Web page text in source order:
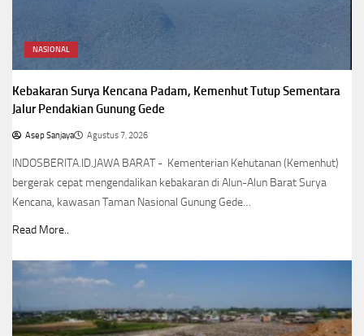
NASIONAL
Kebakaran Surya Kencana Padam, Kemenhut Tutup Sementara
Jalur Pendakian Gunung Gede
Asep Sanjaya Agustus 7, 2026
INDOSBERITA.ID.JAWA BARAT - Kementerian Kehutanan (Kemenhut)
bergerak cepat mengendalikan kebakaran di Alun-Alun Barat Surya
Kencana, kawasan Taman Nasional Gunung Gede…
Read More..